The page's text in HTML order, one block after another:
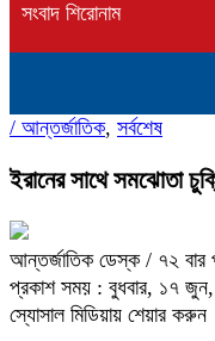
সংবাদ শিরোনাম
/ আন্তর্জাতিক, সর্বশেষ
ইরানের সাথে সমঝোতা
আন্তর্জাতিক ডেস্ক / ৭২ বার
প্রকাশ সময় : বুধবার, ১৭
স্যোসাল মিডিয়ায় শেয়ার করুন